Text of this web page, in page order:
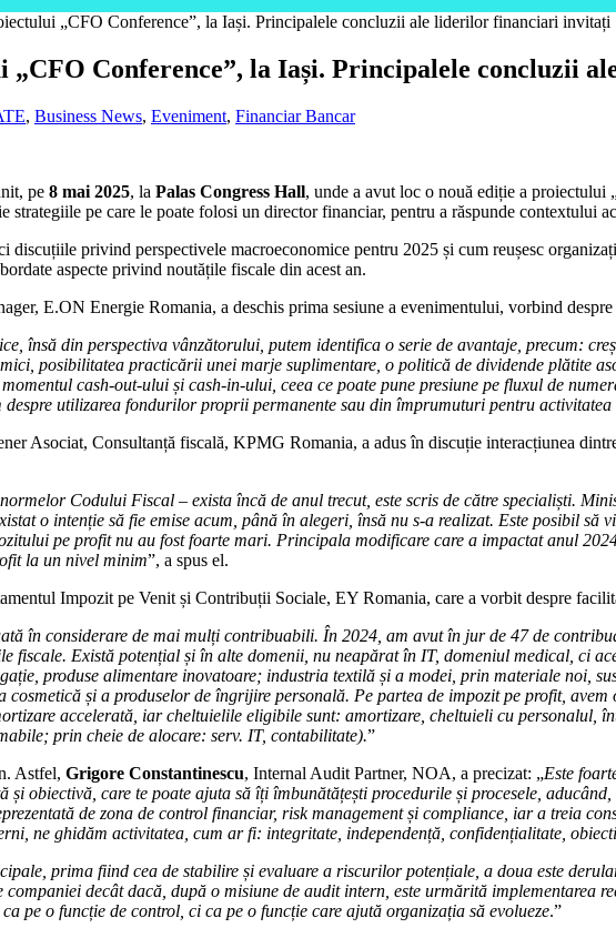
„CFO Conference”, la Iași. Principalele concluzii ale liderilor financiari invitați
„CFO Conference”, la Iași. Principalele concluzii
, Business News, Eveniment, Financiar Bancar
pe 8 mai 2025, la Palas Congress Hall, unde a avut loc o nouă ediție a proiectului
strategiile pe care le poate folosi un director financiar, pentru a răspunde contextului
discuțiile privind perspectivele macroeconomice pentru 2025 și cum reușesc
aspecte privind noutățile fiscale din acest an.
E.ON Energie Romania, a deschis prima sesiune a evenimentului, vorbind
însă din perspectiva vânzătorului, putem identifica o serie de avantaje, precum:
posibilitatea practicării unei marje suplimentare, o politică de dividende plătite
cash-out-ului și cash-in-ului, ceea ce poate pune presiune pe fluxul de
utilizarea fondurilor proprii permanente sau din împrumuturi pentru
Asociat, Consultanță fiscală, KPMG Romania, a adus în discuție interacțiunea
Codului Fiscal – exista încă de anul trecut, este scris de către specialiști.
o intenție să fie emise acum, până în alegeri, însă nu s-a realizat. Este posibil
pe profit nu au fost foarte mari. Principala modificare care a impactat anul
la un nivel minim”, a spus el.
Impozit pe Venit și Contribuții Sociale, EY Romania, care a vorbit despre
în considerare de mai mulți contribuabili. În 2024, am avut în jur de 47 de
fiscale. Există potențial și în alte domenii, nu neapărat în IT, domeniul medical, ci
produse alimentare inovatoare; industria textilă și a modei, prin materiale noi,
cosmetică și a produselor de îngrijire personală. Pe partea de impozit pe profit,
accelerată, iar cheltuielile eligibile sunt: amortizare, cheltuieli cu personalul,
prin cheie de alocare: serv. IT, contabilitate).”
Astfel, Grigore Constantinescu, Internal Audit Partner, NOA, a precizat: „Este
și obiectivă, care te poate ajuta să îți îmbunătățești procedurile și procesele,
de zona de control financiar, risk management și compliance, iar a treia
ne ghidăm activitatea, cum ar fi: integritate, independență, confidențialitate,
prima fiind cea de stabilire și evaluare a riscurilor potențiale, a doua este
decât dacă, după o misiune de audit intern, este urmărită implementarea
pe o funcție de control, ci ca pe o funcție care ajută organizația să evolueze.”